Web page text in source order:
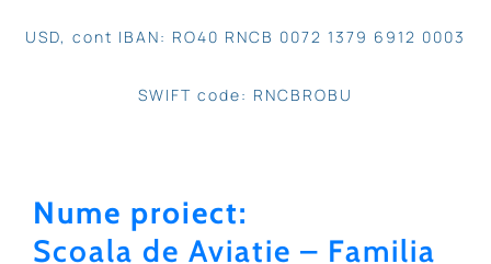
USD, cont IBAN: RO40 RNCB 0072 1379 6912 0003
SWIFT code: RNCBROBU
Nume proiect:
Școala de Aviație – Familia